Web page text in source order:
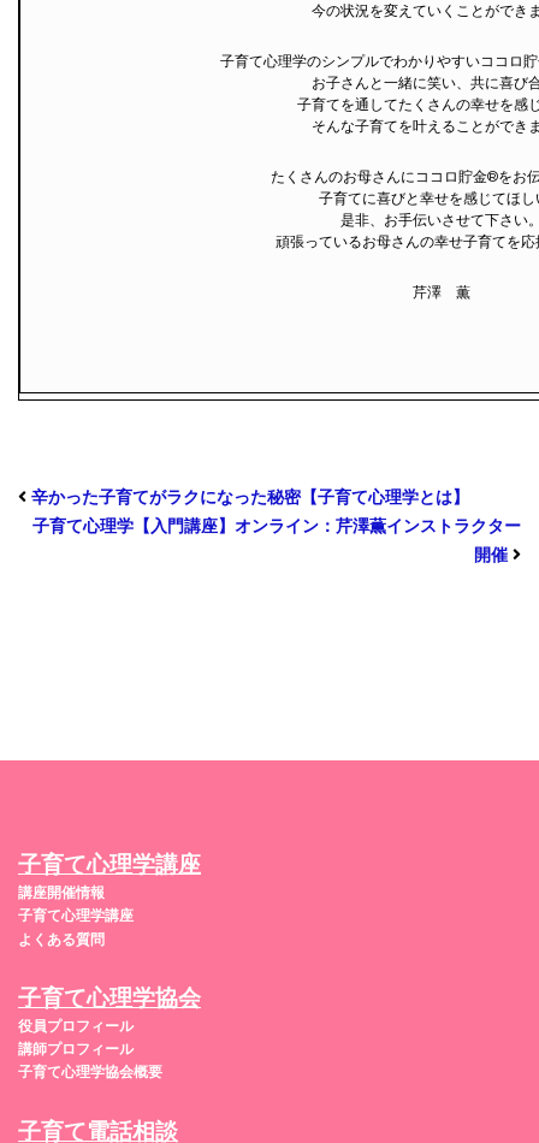
今の状況を変えていくことができ
子育て心理学のシンプルでわかりやすいココロ
お子さんと一緒に笑い、共に喜び
子育てを通してたくさんの幸せを感
そんな子育てを叶えることができ
たくさんのお母さんにココロ貯金®︎をお
子育てに喜びと幸せを感じてほし
是非、お手伝いさせて下さい
頑張っているお母さんの幸せ子育てを
芹澤 薫
辛かった子育てがラクになった秘密【子育て心理学とは】
子育て心理学【入門講座】オンライン：芹澤薫インストラクター
開催
子育て心理学講座
講座開催情報
子育て心理学講座
よくある質問
子育て心理学協会
役員プロフィール
講師プロフィール
子育て心理学協会概要
子育て電話相談